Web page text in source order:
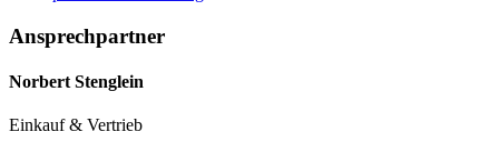
Ansprechpartner
Norbert Stenglein
Einkauf & Vertrieb